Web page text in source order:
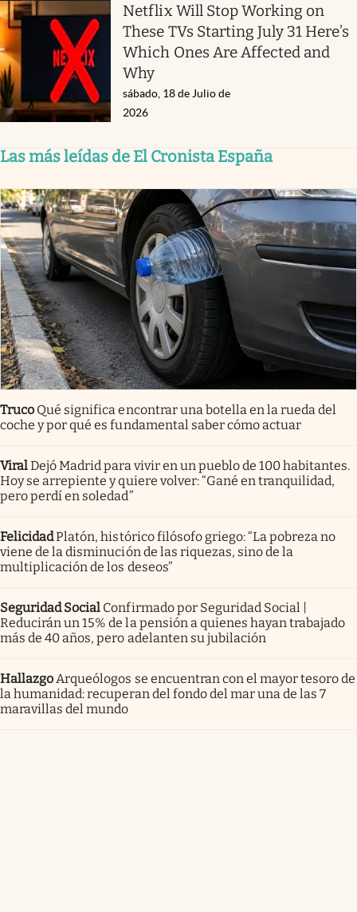
Netflix Will Stop Working on
These TVs Starting July 31 Here’s
Which Ones Are Affected and
Why
sábado, 18 de Julio de
2026
Las más leídas de El Cronista España
Truco Qué significa encontrar una botella en la rueda del
coche y por qué es fundamental saber cómo actuar
ViralDejó Madrid para vivir en un pueblo de 100 habitantes.
Hoy se arrepiente y quiere volver: “Gané en tranquilidad,
pero perdí en soledad”
FelicidadPlatón, histórico filósofo griego: “La pobreza no
viene de la disminución de las riquezas, sino de la
multiplicación de los deseos”
Seguridad Social Confirmado por Seguridad Social |
Reducirán un 15% de la pensión a quienes hayan trabajado
más de 40 años, pero adelanten su jubilación
Hallazgo Arqueólogos se encuentran con el mayor tesoro de
la humanidad: recuperan del fondo del mar una de las 7
maravillas del mundo